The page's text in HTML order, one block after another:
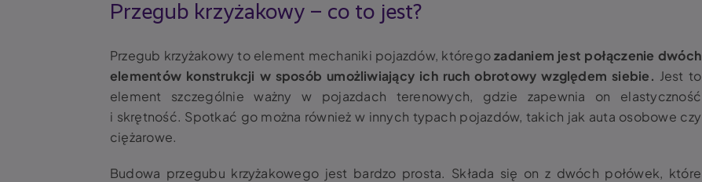
Przegub krzyżakowy – co to jest?
Przegub krzyżakowy to element mechaniki pojazdów, któregozadaniem jest połączenie dwóch
elementów konstrukcji w sposób umożliwiający ich ruch obrotowy względem siebie. Jest to
element szczególnie ważny w pojazdach terenowych, gdzie zapewnia on elastyczność
i skrętność. Spotkać go można również w innych typach pojazdów, takich jak auta osobowe czy
ciężarowe.
Budowa przegubu krzyżakowego jest bardzo prosta. Składa się on z dwóch połówek, które